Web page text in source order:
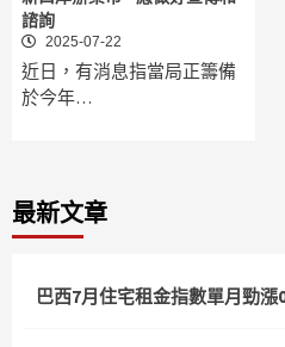
諮詢
2025-07-22
近日，有消息指當局正籌備
於今年…
最新文章
巴西7月住宅租金指數單月勁漲